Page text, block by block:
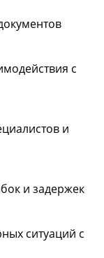
с
и
и задержек
ситуаций с